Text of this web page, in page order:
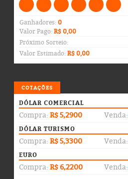
Ganhadores:0
Valor Pago:R$ 0,00
Próximo Sorteio:
Valor Estimado:R$ 0,00
COTAÇÕES
DÓLAR COMERCIAL
Compra: R$ 5,2900 Venda:
DÓLAR TURISMO
Compra: R$ 5,3300 Venda:
EURO
Compra: R$ 6,2200 Venda: